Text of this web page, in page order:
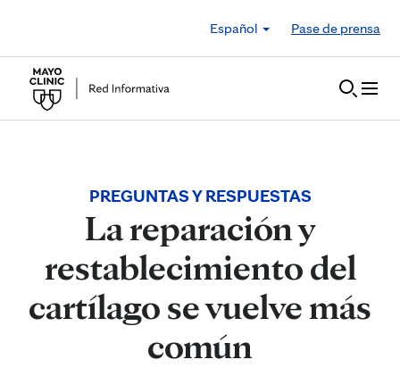
Español
Pase de prensa
PREGUNTAS Y RESPUESTAS
La reparación y
restablecimiento del
cartílago se vuelve más
común